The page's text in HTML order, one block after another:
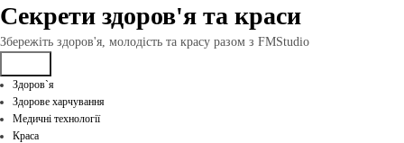
Перейти
до
вмісту
Секрети здоров'я та краси
Збережіть здоров'я, молодість та красу разом з FMStudio
Здоров`я
Здорове харчування
Медичні технології
Краса